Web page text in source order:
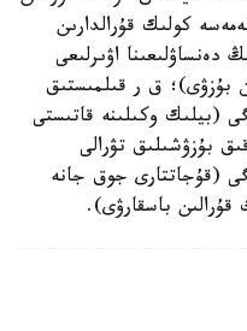
كولىك قۇرالدارىن
دەنساۋلىعىنا اۋىرلىعى
بۇزۋى)؛ ق ر قىلمىستىق
380-بابىنىڭ 2-بولىگى (بيلىك وكىلىنە قاتىستى
بۇزۋشىلىق تۋرالى
612-بابىنىڭ 1-بولىگى (قۇجاتتارى جوق جانە
باسقارۋى).